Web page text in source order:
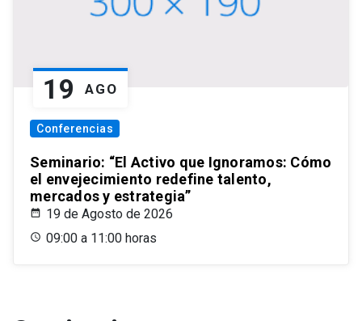
19 AGO
Conferencias
Seminario: “El Activo que Ignoramos: Cómo
el envejecimiento redefine talento,
mercados y estrategia”
19 de Agosto de 2026
09:00 a 11:00 horas